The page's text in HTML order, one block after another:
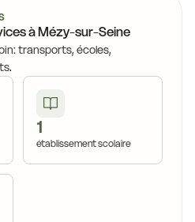
à Mézy-sur-Seine
transports, écoles,
1
établissement scolaire